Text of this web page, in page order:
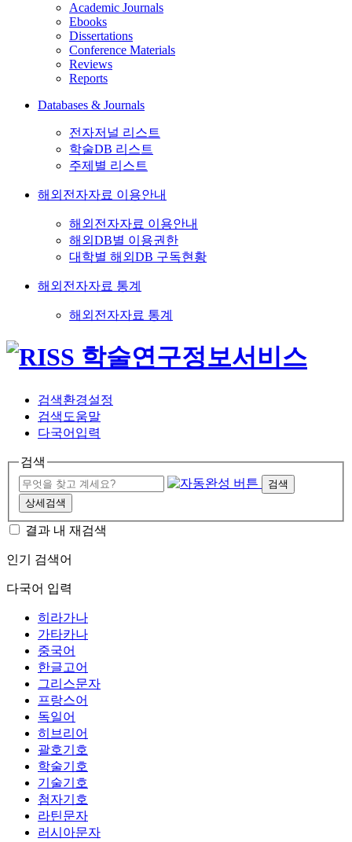
Academic Journals
Ebooks
Dissertations
Conference Materials
Reviews
Reports
Databases & Journals
전자저널 리스트
학술DB 리스트
주제별 리스트
해외전자자료 이용안내
해외전자자료 이용안내
해외DB별 이용권한
대학별 해외DB 구독현황
해외전자자료 통계
해외전자자료 통계
검색환경설정
검색도움말
다국어입력
검색
검색
상세검색
결과 내 재검색
인기 검색어
다국어 입력
히라가나
가타카나
중국어
한글고어
그리스문자
프랑스어
독일어
히브리어
괄호기호
학술기호
기술기호
첨자기호
라틴문자
러시아문자